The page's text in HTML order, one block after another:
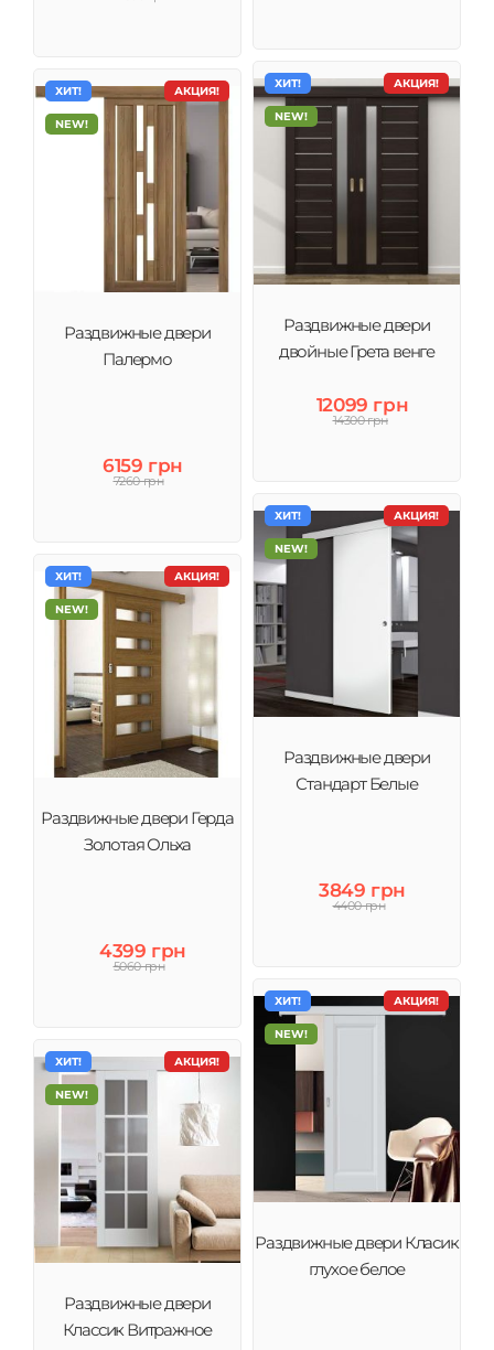
АКЦИЯ!
ХИТ!
NEW!
Раздвижные двери
двойные Грета венге
12099 грн
14300 грн
АКЦИЯ!
ХИТ!
NEW!
Раздвижные двери
Палермо
6159 грн
7260 грн
АКЦИЯ!
ХИТ!
NEW!
Раздвижные двери
Стандарт Белые
3849 грн
4400 грн
АКЦИЯ!
ХИТ!
NEW!
Раздвижные двери Герда
Золотая Ольха
4399 грн
5060 грн
АКЦИЯ!
ХИТ!
NEW!
Раздвижные двери Класик
глухое белое
АКЦИЯ!
ХИТ!
NEW!
Раздвижные двери
Классик Витражное